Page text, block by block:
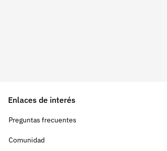
Enlaces de interés
Preguntas frecuentes
Comunidad